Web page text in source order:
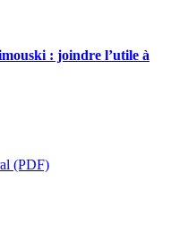
: joindre l’utile à
(PDF)